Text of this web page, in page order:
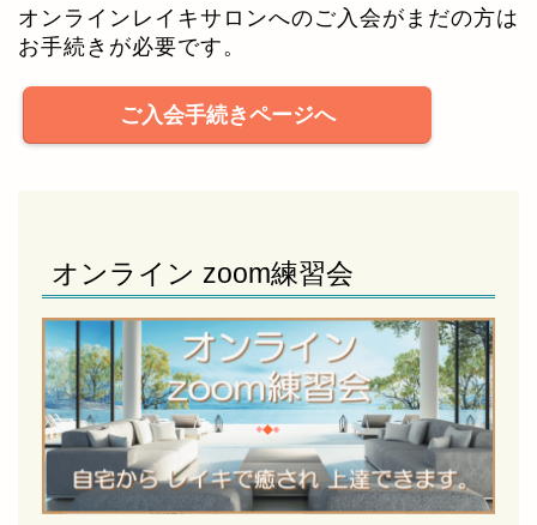
オンラインレイキサロンへのご入会がまだの方は
お手続きが必要です。
ご入会手続きページへ
オンライン zoom練習会